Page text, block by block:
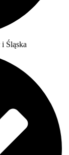
Śląska